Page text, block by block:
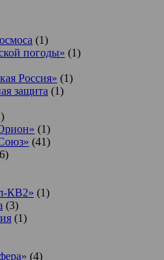
(1)
погоды» (1)
Россия» (1)
защита (1)
(1)
(41)
КВ2» (1)
(3)
(1)
(4)